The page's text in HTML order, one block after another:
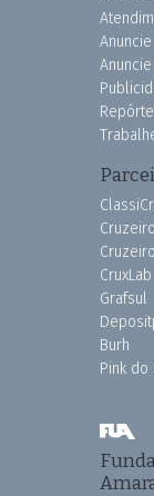
CruxLab
Grafsul
Burh
Pink do